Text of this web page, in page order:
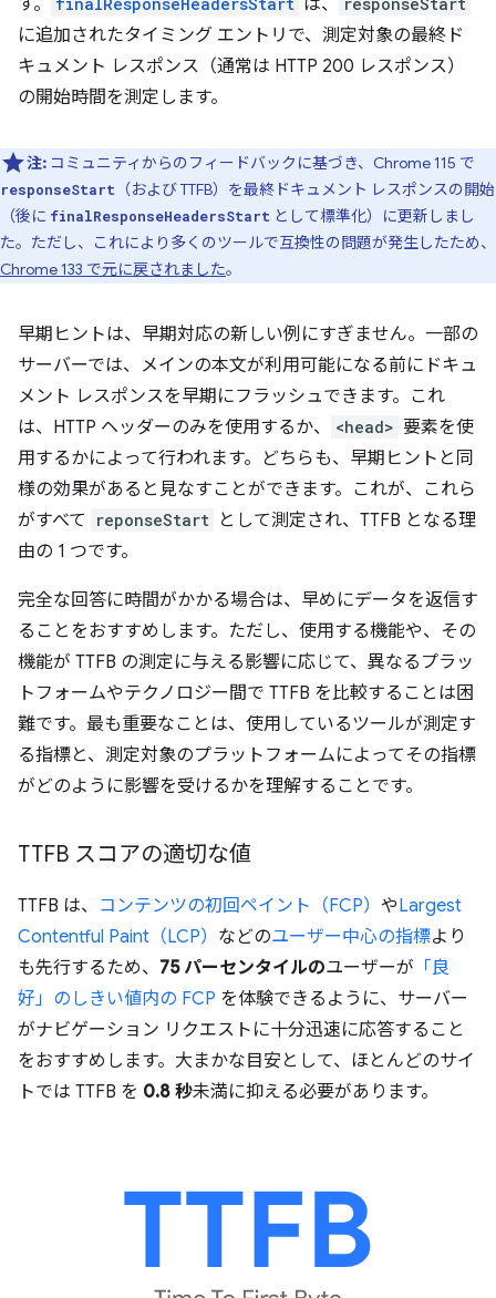
に追加されたタイミング エントリで、測定対象の最終ド
キュメント レスポンス（通常は HTTP 200 レスポンス）
の開始時間を測定します。
注: コミュニティからのフィードバックに基づき、Chrome 115 で
responseStart
（および TTFB）を最終ドキュメント レスポンスの開始
（後に finalResponseHeadersStart として標準化）に更新しまし
た。ただし、これにより多くのツールで互換性の問題が発生したため、
Chrome 133 で元に戻されました。
早期ヒントは、早期対応の新しい例にすぎません。一部の
サーバーでは、メインの本文が利用可能になる前にドキュ
メント レスポンスを早期にフラッシュできます。これ
は、HTTP ヘッダーのみを使用するか、
<head> 要素を使
用するかによって行われます。どちらも、早期ヒントと同
様の効果があると見なすことができます。これが、これら
がすべて
reponseStart として測定され、TTFB となる理
由の 1 つです。
完全な回答に時間がかかる場合は、早めにデータを返信す
ることをおすすめします。ただし、使用する機能や、その
機能が TTFB の測定に与える影響に応じて、異なるプラッ
トフォームやテクノロジー間で TTFB を比較することは困
難です。最も重要なことは、使用しているツールが測定す
る指標と、測定対象のプラットフォームによってその指標
がどのように影響を受けるかを理解することです。
TTFB スコアの適切な値
TTFB は、 コンテンツの初回ペイント（FCP） やLargest
Contentful Paint（LCP） などのユーザー中心の指標より
も先行するため、 75 パーセンタイルのユーザーが 「良
好」のしきい値内の FCP を体験できるように、サーバー
がナビゲーション リクエストに十分迅速に応答すること
をおすすめします。大まかな目安として、ほとんどのサイ
トでは TTFB を 0.8 秒未満に抑える必要があります。